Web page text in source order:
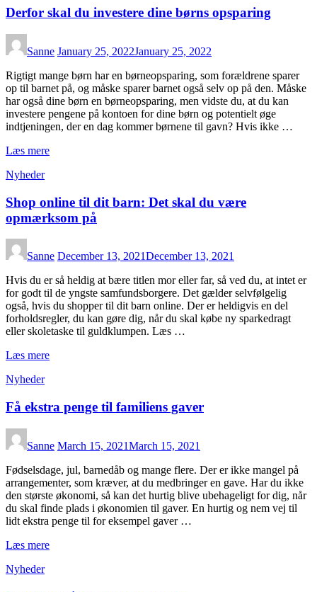
Derfor skal du investere dine børns opsparing
Sanne January 25, 2022January 25, 2022
Rigtigt mange børn har en børneopsparing, som forældrene sparer
op til barnet på, og måske sparer barnet også selv op på den. Måske
har også dine børn en børneopsparing, men vidste du, at du kan
investere pengene på kontoen for dine børn og potentielt øge
indtjeningen, der en dag kommer børnene til gavn? Hvis ikke …
Læs mere
Nyheder
Shop online til dit barn: Det skal du være
opmærksom på
Sanne December 13, 2021December 13, 2021
Hvis du er så heldig at bære titlen mor eller far, så ved du, at intet er
for godt til de yngste samfundsborgere. Det gælder selvfølgelig
også, hvis du shopper til dit barn online. Der er heldigvis en del
forholdsregler, du kan gøre dig, når du skal købe ny sparkedragt
eller skoletaske til guldklumpen. Læs …
Læs mere
Nyheder
Få ekstra penge til familiens gaver
Sanne March 15, 2021March 15, 2021
Fødselsdage, jul, barnedåb og mange flere. Der er ikke mangel på
arrangementer, som kræver, at du medbringer en gave. Har du ikke
den største økonomi, så kan det hurtig blive ubehageligt for dig, når
du skal finde plads i økonomien til gaver. En hurtig og nem vej til
lidt ekstra penge til for eksempel gaver …
Læs mere
Nyheder